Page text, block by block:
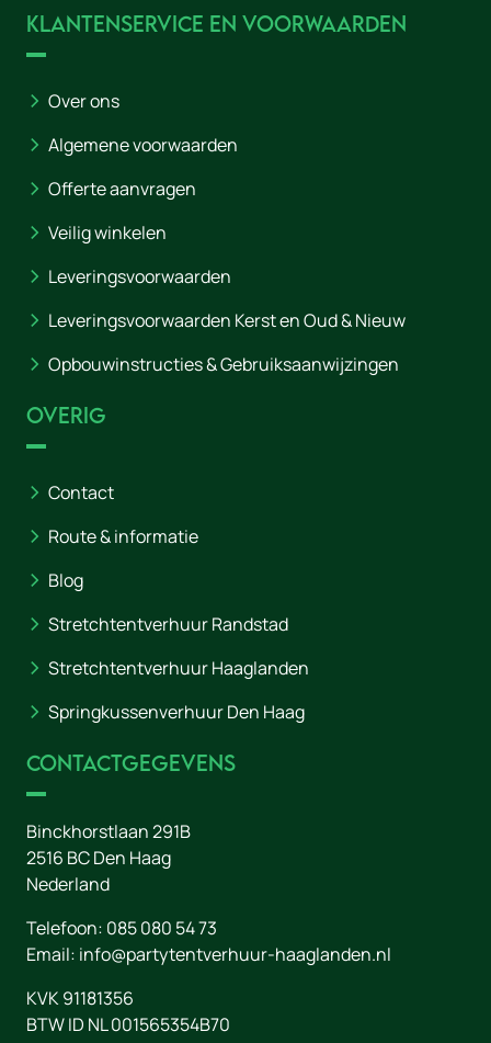
Klantenservice en voorwaarden
Over ons
Algemene voorwaarden
Offerte aanvragen
Veilig winkelen
Leveringsvoorwaarden
Leveringsvoorwaarden Kerst en Oud & Nieuw
Opbouwinstructies & Gebruiksaanwijzingen
Overig
Contact
Route & informatie
Blog
Stretchtentverhuur Randstad
Stretchtentverhuur Haaglanden
Springkussenverhuur Den Haag
Contactgegevens
Binckhorstlaan 291B
2516 BCDen Haag
Nederland
Telefoon: 085 080 54 73
Email: info@partytentverhuur-haaglanden.nl
KVK 91181356
BTW ID NL 001565354B70